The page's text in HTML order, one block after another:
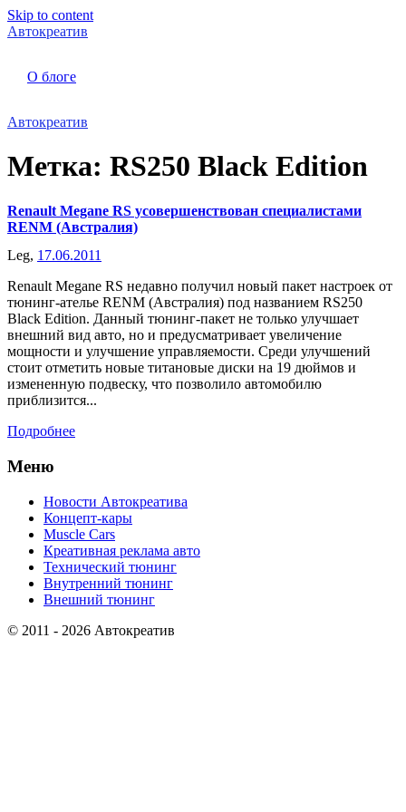
Skip to content
Автокреатив
О блоге
Автокреатив
Метка: RS250 Black Edition
Renault Megane RS усовершенствован специалистами
RENM (Австралия)
Leg, 17.06.2011
Renault Megane RS недавно получил новый пакет настроек от
тюнинг-ателье RENM (Австралия) под названием RS250
Black Edition. Данный тюнинг-пакет не только улучшает
внешний вид авто, но и предусматривает увеличение
мощности и улучшение управляемости. Среди улучшений
стоит отметить новые титановые диски на 19 дюймов и
измененную подвеску, что позволило автомобилю
приблизится...
Подробнее
Меню
Новости Автокреатива
Концепт-кары
Muscle Cars
Креативная реклама авто
Технический тюнинг
Внутренний тюнинг
Внешний тюнинг
© 2011 - 2026 Автокреатив